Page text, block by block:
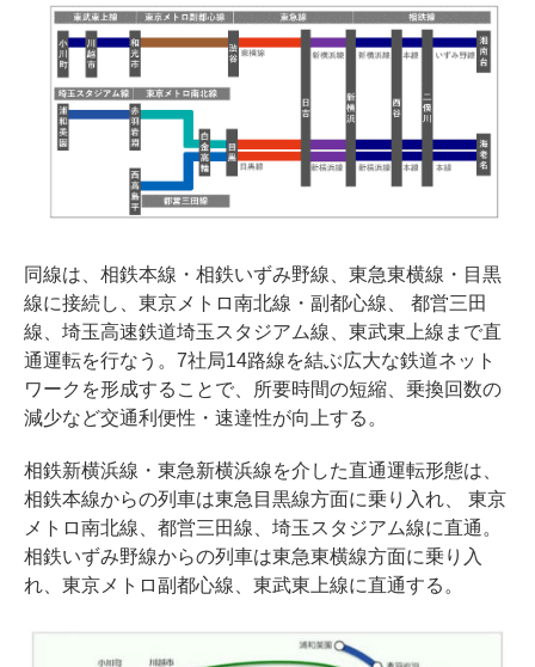
同線は、相鉄本線・相鉄いずみ野線、東急東横線・目黒
線に接続し、東京メトロ南北線・副都心線、 都営三田
線、埼玉高速鉄道埼玉スタジアム線、東武東上線まで直
通運転を行なう。7社局14路線を結ぶ広大な鉄道ネット
ワークを形成することで、所要時間の短縮、乗換回数の
減少など交通利便性・速達性が向上する。
相鉄新横浜線・東急新横浜線を介した直通運転形態は、
相鉄本線からの列車は東急目黒線方面に乗り入れ、 東京
メトロ南北線、都営三田線、埼玉スタジアム線に直通。
相鉄いずみ野線からの列車は東急東横線方面に乗り入
れ、東京メトロ副都心線、東武東上線に直通する。